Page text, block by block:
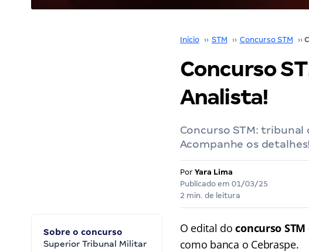
Início ›› STM ›› Concurso STM ››
Concurso
Analista!
Concurso STM:
Acompanhe os detalhes!
Por Yara Lima
Publicado em 01/03/25
2 min. de leitura
Sobre o concurso
Superior Tribunal Militar
O edital doconcurso STM
como banca o Cebraspe.